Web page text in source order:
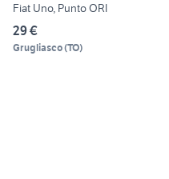
Fiat Uno, Punto ORI
29 €
Grugliasco(TO)